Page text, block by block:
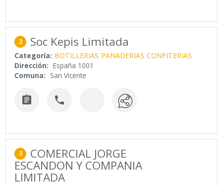
2 Soc Kepis Limitada
Categoría: BOTILLERIAS PANADERIAS CONFITERIAS
Dirección: España 1001
Comuna: San Vicente
 
3 COMERCIAL JORGE
ESCANDON Y COMPANIA
LIMITADA